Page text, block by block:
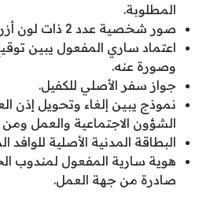
المطلوبة.
صور شخصية عدد 2 ذات لون أزرق وبقياس 4*6.
اعتماد ساري المفعول يبين
وصورة عنه.
جواز سفر الأصلي للكفيل.
نموذج يبين إلغاء وتحويل إذن
الشؤون الاجتماعية والعمل
البطاقة المدنية الأصلية للوافد
هوية سارية المفعول لمندوب
صادرة من جهة العمل.